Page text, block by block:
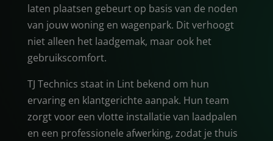
laten plaatsen gebeurt op basis van de noden
van jouw woning en wagenpark. Dit verhoogt
niet alleen het laadgemak, maar ook het
gebruikscomfort.
TJ Technics staat in Lint bekend om hun
ervaring en klantgerichte aanpak. Hun team
zorgt voor een vlotte installatie van laadpalen
en een professionele afwerking, zodat je thuis